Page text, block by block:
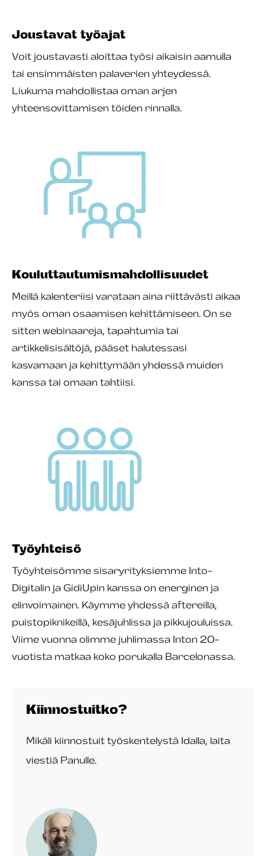
Joustavat työajat
Voit joustavasti aloittaa työsi aikaisin aamulla
tai ensimmäisten palaverien yhteydessä.
Liukuma mahdollistaa oman arjen
yhteensovittamisen töiden rinnalla.
Kouluttautumismahdollisuudet
Meillä kalenteriisi varataan aina riittävästi aikaa
myös oman osaamisen kehittämiseen. On se
sitten webinaareja, tapahtumia tai
artikkelisisältöjä, pääset halutessasi
kasvamaan ja kehittymään yhdessä muiden
kanssa tai omaan tahtiisi.
Työyhteisö
Työyhteisömme sisaryrityksiemme Into-
Digitalin ja GidiUpin kanssa on energinen ja
elinvoimainen. Käymme yhdessä aftereilla,
puistopiknikeillä, kesäjuhlissa ja pikkujouluissa.
Viime vuonna olimme juhlimassa Inton 20-
vuotista matkaa koko porukalla Barcelonassa.
Kiinnostuitko?
Mikäli kiinnostuit työskentelystä Idalla, laita
viestiä Panulle.